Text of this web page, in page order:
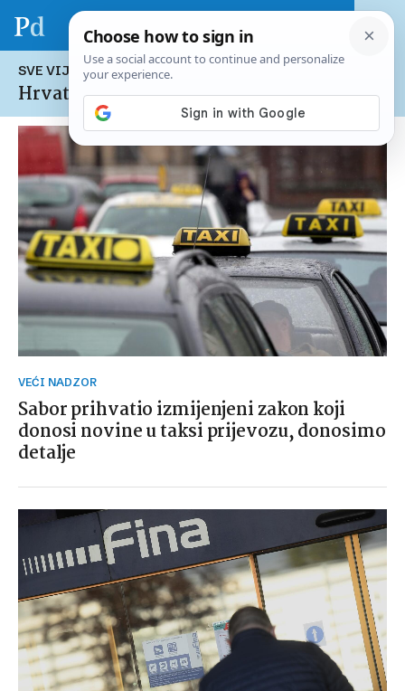
SVE VIJESTI NA TEMU:
Hrvatski Sabor
VEĆI NADZOR
Sabor prihvatio izmijenjeni zakon koji
donosi novine u taksi prijevozu, donosimo
detalje